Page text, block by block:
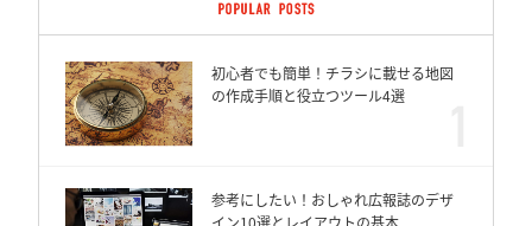
初心者でも簡単！チラシに載せる地図
の作成手順と役立つツール4選
参考にしたい！おしゃれ広報誌のデザ
イン10選とレイアウトの基本